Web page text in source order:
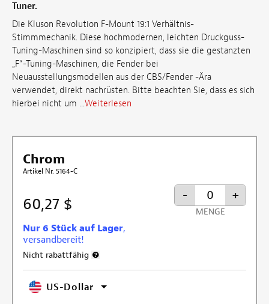
Tuner.
Die Kluson Revolution F-Mount 19:1 Verhältnis-
Stimmmechanik. Diese hochmodernen, leichten Druckguss-
Tuning-Maschinen sind so konzipiert, dass sie die gestanzten
„F“-Tuning-Maschinen, die Fender bei
Neuausstellungsmodellen aus der CBS/Fender -Ära
verwendet, direkt nachrüsten. Bitte beachten Sie, dass es sich
hierbei nicht um ...Weiterlesen
Chrom
Artikel Nr. 5164-C
60,27 $
Nur 6 Stück auf Lager,
versandbereit!
Nicht rabattfähig
- +
MENGE
US-Dollar